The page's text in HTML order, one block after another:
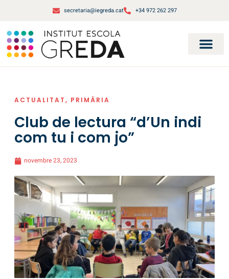
secretaria@iegreda.cat +34 972 262 297
ACTUALITAT, PRIMÀRIA
Club de lectura “d’Un indi
com tu i com jo”
novembre 23, 2023